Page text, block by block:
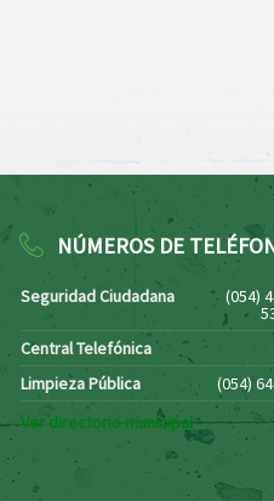
NÚMEROS DE
Seguridad Ciudadana (054)
Central Telefónica
Limpieza Pública
(054)
Ver directorio municipal